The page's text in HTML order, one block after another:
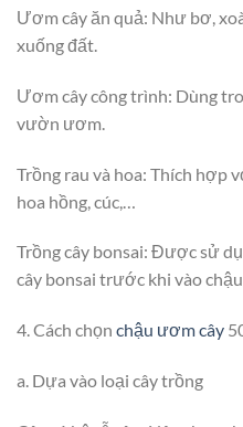
Ươm cây ăn quả: Như bơ,
xuống đất.
Ươm cây công trình: Dùng
vườn ươm.
Trồng rau và hoa: Thích hợp
hoa hồng, cúc,…
Trồng cây bonsai: Được sử
cây bonsai trước khi vào
4. Cách chọn chậu ươm cây
a. Dựa vào loại cây trồng